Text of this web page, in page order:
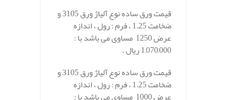
قیمت ورق ساده نوع آلیاژ ورق 3105 و
ضخامت 1.25 ، فرم : رول ، اندازه
عرض 1250 مساوی می باشد با :
1,070,000 ریال .
قیمت ورق ساده نوع آلیاژ ورق 3105 و
ضخامت 1.25 ، فرم : رول ، اندازه